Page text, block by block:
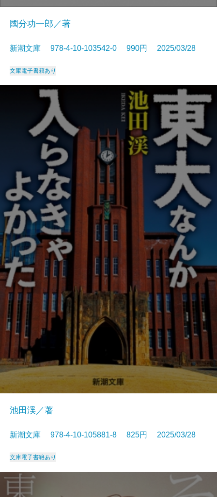
國分功一郎／著
新潮文庫 978-4-10-103542-0 990円 2025/03/28
文庫電子書籍あり
池田渓／著
新潮文庫 978-4-10-105881-8 825円 2025/03/28
文庫電子書籍あり